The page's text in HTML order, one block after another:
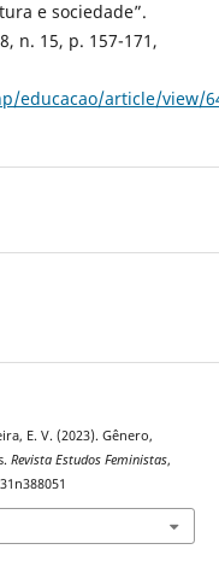
e sociedade”.
n. 15, p. 157-171,
educacao/article/view/
E. V. (2023). Gênero,
Revista Estudos Feministas,